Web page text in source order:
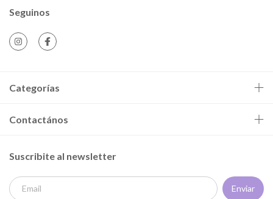
Seguinos
Categorías
Contactános
Suscribite al newsletter